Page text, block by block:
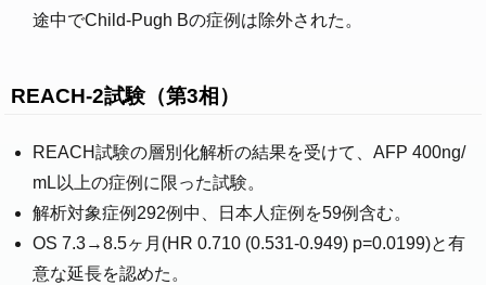
途中でChild-Pugh Bの症例は除外された。
REACH-2試験（第3相）
REACH試験の層別化解析の結果を受けて、AFP 400ng/
mL以上の症例に限った試験。
解析対象症例292例中、日本人症例を59例含む。
OS 7.3→8.5ヶ月(HR 0.710 (0.531-0.949) p=0.0199)と有
意な延長を認めた。